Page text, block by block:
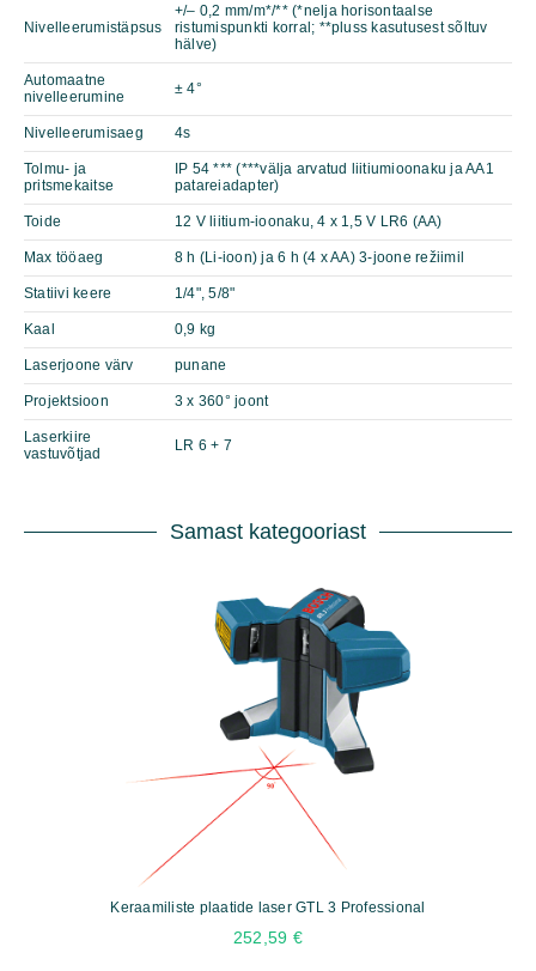
Nivelleerumistäpsus
+/– 0,2 mm/m*/** (*nelja horisontaalse
ristumispunkti korral; **pluss kasutusest sõltuv
hälve)
Automaatne
nivelleerumine
± 4°
Nivelleerumisaeg 4s
Tolmu- ja
pritsmekaitse
IP 54 *** (***välja arvatud liitiumioonaku ja AA1
patareiadapter)
Toide 12 V liitium-ioonaku, 4 x 1,5 V LR6 (AA)
Max tööaeg 8 h (Li-ioon) ja 6 h (4 x AA) 3-joone režiimil
Statiivi keere 1/4", 5/8"
Kaal 0,9 kg
Laserjoone värv punane
Projektsioon 3 x 360° joont
Laserkiire
vastuvõtjad
LR 6 + 7
Samast kategooriast
Keraamiliste plaatide laser GTL 3 Professional
252,59 €